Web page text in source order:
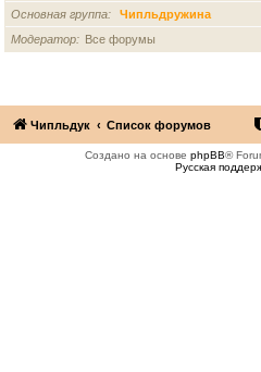
Основная группа
Чипльдружина
Модератор
Все форумы
Чипльдук Список форумов
Создано на основе phpBB®
Русская